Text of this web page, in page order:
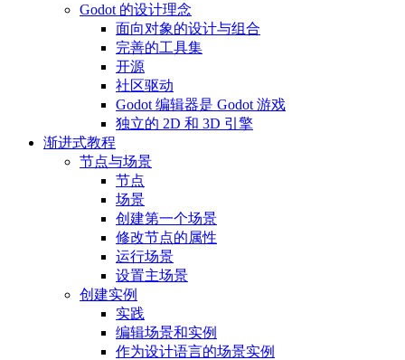
Godot 的设计理念
面向对象的设计与组合
完善的工具集
开源
社区驱动
Godot 编辑器是 Godot 游戏
独立的 2D 和 3D 引擎
渐进式教程
节点与场景
节点
场景
创建第一个场景
修改节点的属性
运行场景
设置主场景
创建实例
实践
编辑场景和实例
作为设计语言的场景实例